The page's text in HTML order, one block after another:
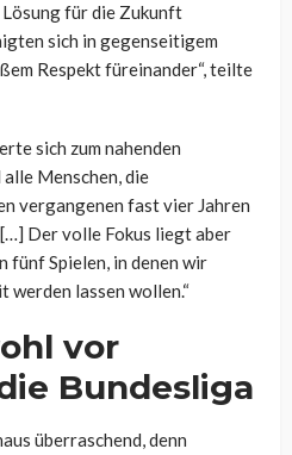
für die Zukunft
sich in gegenseitigem
Respekt füreinander“, teilte
sich zum nahenden
alle Menschen, die
vergangenen fast vier Jahren
Der volle Fokus liegt aber
fünf Spielen, in denen wir
werden lassen wollen.“
vor
Bundesliga
überraschend, denn